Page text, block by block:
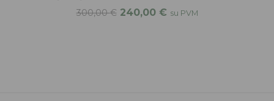
300,00€ 240,00 € su PVM